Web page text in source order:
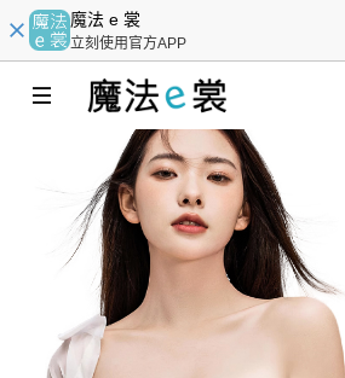
魔法 e 裳
立刻使用官方APP